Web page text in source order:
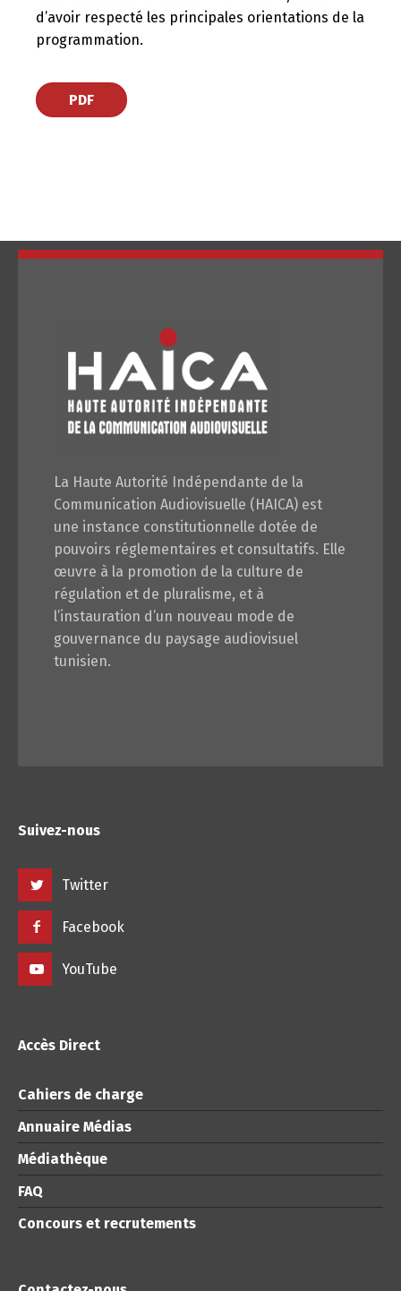
d’avoir respecté les principales orientations de la
programmation.
PDF
La Haute Autorité Indépendante de la
Communication Audiovisuelle (HAICA) est
une instance constitutionnelle dotée de
pouvoirs réglementaires et consultatifs. Elle
œuvre à la promotion de la culture de
régulation et de pluralisme, et à
l’instauration d’un nouveau mode de
gouvernance du paysage audiovisuel
tunisien.
Suivez-nous
Twitter
Facebook
YouTube
Accès Direct
Cahiers de charge
Annuaire Médias
Médiathèque
FAQ
Concours et recrutements
Français العربية